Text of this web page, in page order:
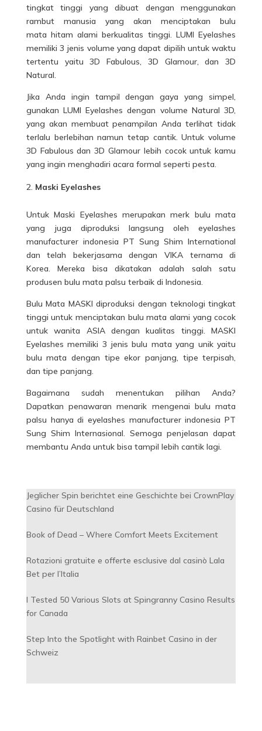
tingkat tinggi yang dibuat dengan menggunakan
rambut manusia yang akan menciptakan bulu
mata hitam alami berkualitas tinggi. LUMI Eyelashes
memiliki 3 jenis volume yang dapat dipilih untuk waktu
tertentu yaitu 3D Fabulous, 3D Glamour, dan 3D
Natural.
Jika Anda ingin tampil dengan gaya yang simpel,
gunakan LUMI Eyelashes dengan volume Natural 3D,
yang akan membuat penampilan Anda terlihat tidak
terlalu berlebihan namun tetap cantik. Untuk volume
3D Fabulous dan 3D Glamour lebih cocok untuk kamu
yang ingin menghadiri acara formal seperti pesta.
Maski Eyelashes
Untuk Maski Eyelashes merupakan merk bulu mata
yang juga diproduksi langsung oleh eyelashes
manufacturer indonesia PT Sung Shim International
dan telah bekerjasama dengan VIKA ternama di
Korea. Mereka bisa dikatakan adalah salah satu
produsen bulu mata palsu terbaik di Indonesia.
Bulu Mata MASKI diproduksi dengan teknologi tingkat
tinggi untuk menciptakan bulu mata alami yang cocok
untuk wanita ASIA dengan kualitas tinggi.MASKI
Eyelashes memiliki 3 jenis bulu mata yang unik yaitu
bulu mata dengan tipe ekor panjang, tipe terpisah,
dan tipe panjang.
Bagaimana sudah menentukan pilihan Anda?
Dapatkan penawaran menarik mengenai bulu mata
palsu hanya di eyelashes manufacturer indonesia PT
Sung Shim Internasional. Semoga penjelasan dapat
membantu Anda untuk bisa tampil lebih cantik lagi.
Jeglicher Spin berichtet eine Geschichte bei CrownPlay
Casino für Deutschland
Book of Dead – Where Comfort Meets Excitement
Rotazioni gratuite e offerte esclusive dal casinò Lala
Bet per l’Italia
I Tested 50 Various Slots at Spingranny Casino Results
for Canada
Step Into the Spotlight with Rainbet Casino in der
Schweiz